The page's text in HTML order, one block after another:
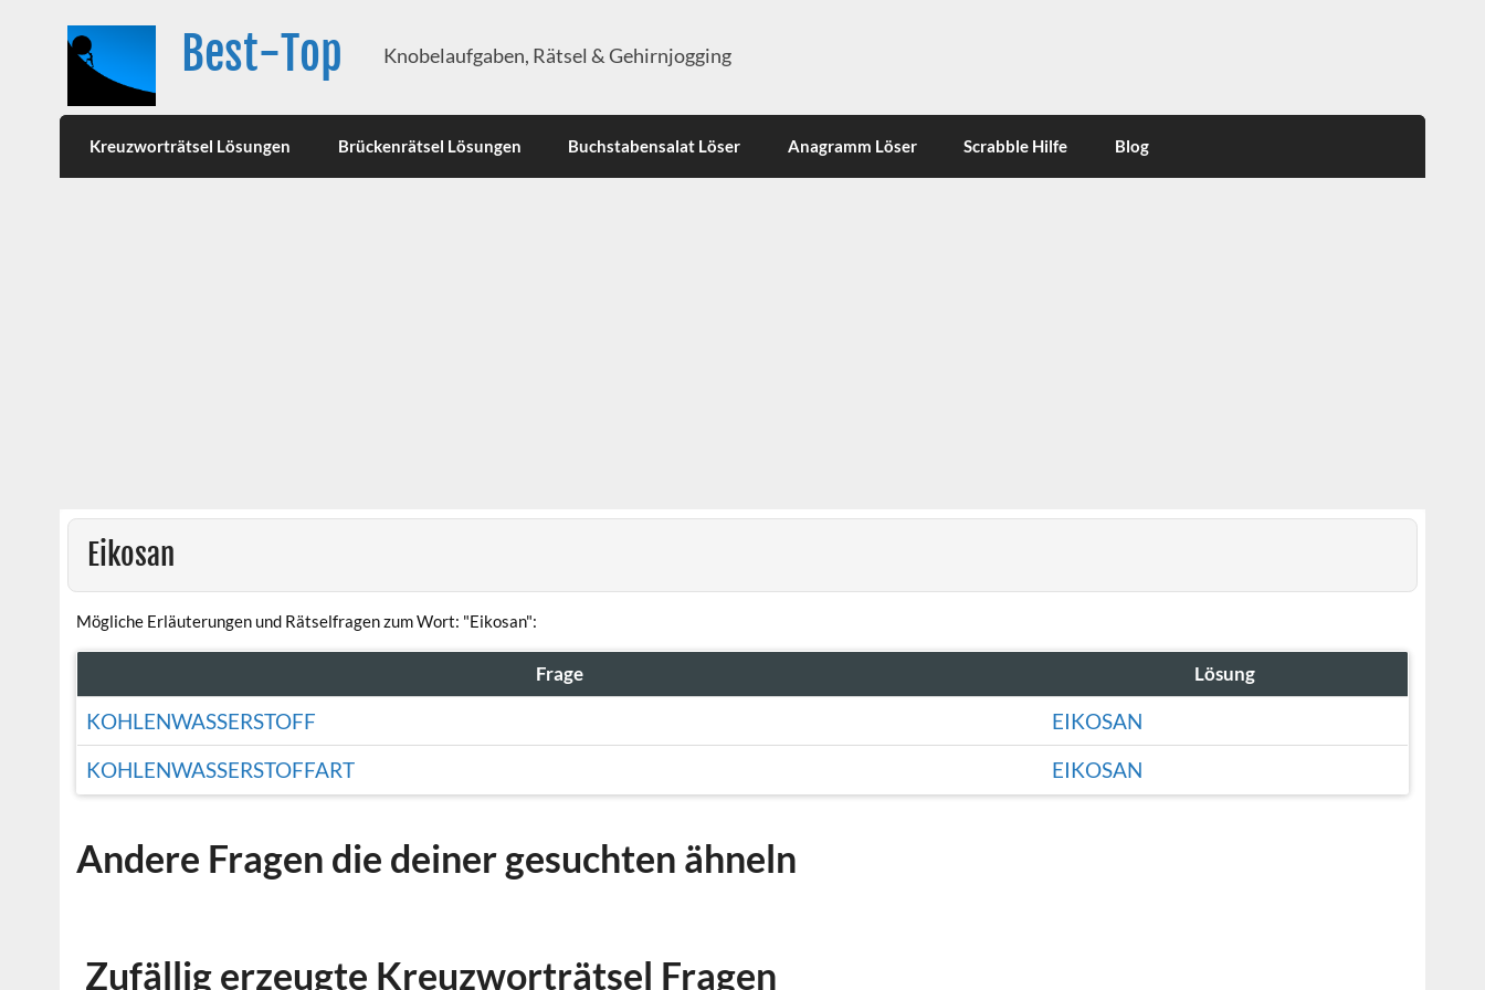
Best-Top Knobelaufgaben, Rätsel & Gehirnjogging
Kreuzworträtsel Lösungen Brückenrätsel Lösungen Buchstabensalat Löser Anagramm Löser Scrabble Hilfe Blog
Eikosan
Mögliche Erläuterungen und Rätselfragen zum Wort: "Eikosan":
Frage Lösung
KOHLENWASSERSTOFF
EIKOSAN
KOHLENWASSERSTOFFART
EIKOSAN
Andere Fragen die deiner gesuchten ähneln
Zufällig erzeugte Kreuzworträtsel Fragen